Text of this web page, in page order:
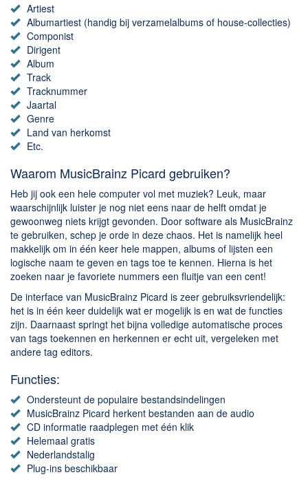
Rar en Zip (Compressie - Unzip)
Shopping
Spelletjes en Games
Webbrowsers
Artiest
Albumartiest (handig bij verzamelalbums of house-collecties)
Componist
Dirigent
Album
Track
Tracknummer
Jaartal
Genre
Land van herkomst
Etc.
Waarom MusicBrainz Picard gebruiken?
Heb jij ook een hele computer vol met muziek? Leuk, maar
waarschijnlijk luister je nog niet eens naar de helft omdat je
gewoonweg niets krijgt gevonden. Door software als MusicBrainz
te gebruiken, schep je orde in deze chaos. Het is namelijk heel
makkelijk om in één keer hele mappen, albums of lijsten een
logische naam te geven en tags toe te kennen. Hierna is het
zoeken naar je favoriete nummers een fluitje van een cent!
De interface van MusicBrainz Picard is zeer gebruiksvriendelijk:
het is in één keer duidelijk wat er mogelijk is en wat de functies
zijn. Daarnaast springt het bijna volledige automatische proces
van tags toekennen en herkennen er echt uit, vergeleken met
andere tag editors.
Functies:
Ondersteunt de populaire bestandsindelingen
MusicBrainz Picard herkent bestanden aan de audio
CD informatie raadplegen met één klik
Helemaal gratis
Nederlandstalig
Plug-ins beschikbaar